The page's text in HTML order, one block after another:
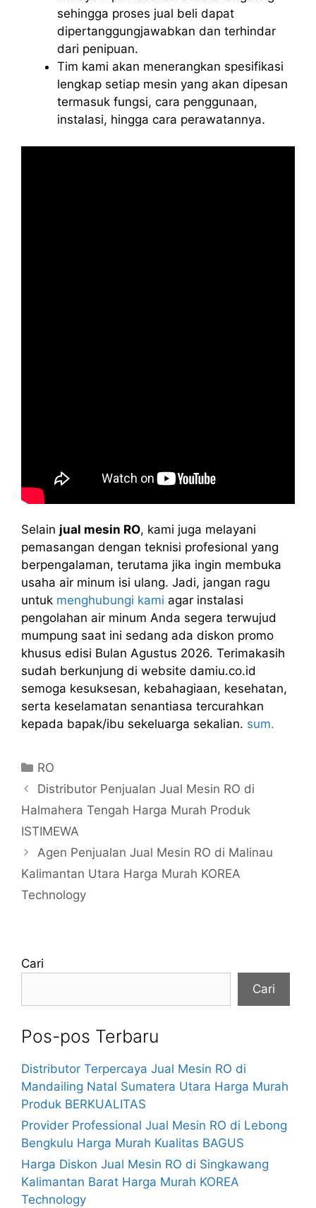
sehingga proses jual beli dapat
dipertanggungjawabkan dan terhindar
dari penipuan.
Tim kami akan menerangkan spesifikasi
lengkap setiap mesin yang akan dipesan
termasuk fungsi, cara penggunaan,
instalasi, hingga cara perawatannya.
Selain jual mesin RO, kami juga melayani
pemasangan dengan teknisi profesional yang
berpengalaman, terutama jika ingin membuka
usaha air minum isi ulang. Jadi, jangan ragu
untuk menghubungi kami agar instalasi
pengolahan air minum Anda segera terwujud
mumpung saat ini sedang ada diskon promo
khusus edisi Bulan Agustus 2026. Terimakasih
sudah berkunjung di website damiu.co.id
semoga kesuksesan, kebahagiaan, kesehatan,
serta keselamatan senantiasa tercurahkan
kepada bapak/ibu sekeluarga sekalian. sum.
Kategori
RO
Distributor Penjualan Jual Mesin RO di
Halmahera Tengah Harga Murah Produk
ISTIMEWA
Agen Penjualan Jual Mesin RO di Malinau
Kalimantan Utara Harga Murah KOREA
Technology
Cari
Cari
Pos-pos Terbaru
Distributor Terpercaya Jual Mesin RO di
Mandailing Natal Sumatera Utara Harga Murah
Produk BERKUALITAS
Provider Professional Jual Mesin RO di Lebong
Bengkulu Harga Murah Kualitas BAGUS
Harga Diskon Jual Mesin RO di Singkawang
Kalimantan Barat Harga Murah KOREA
Technology